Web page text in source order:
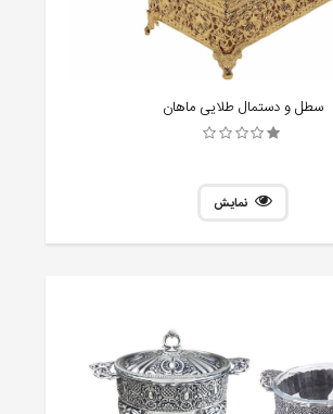
سطل و دستمال طلایی ماهان
نمایش